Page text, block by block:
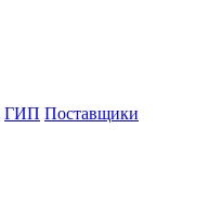
ГИП Поставщики